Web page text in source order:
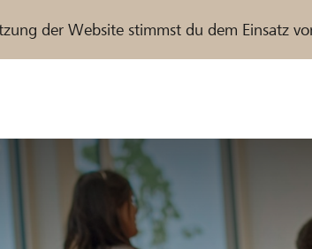
der Website stimmst du dem Einsatz
/ Raiffeisenbank